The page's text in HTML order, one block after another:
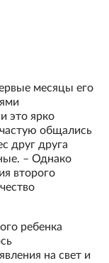
месяцы его
это ярко
общались
друг друга
– Однако
второго
ребенка
на свет и